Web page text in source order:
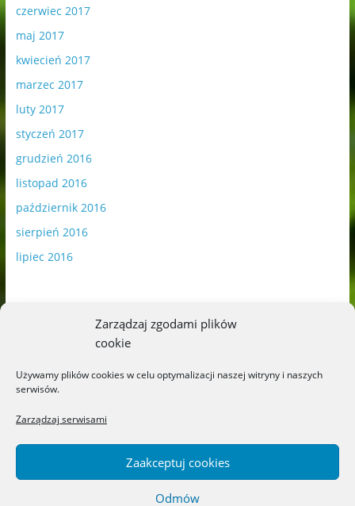
Zarządzaj zgodami plików
cookie
Używamy plików cookies w celu optymalizacji naszej witryny i naszych
serwisów.
Zarządzaj serwisami
Zaakceptuj cookies
Odmów
czerwiec 2017
maj 2017
kwiecień 2017
marzec 2017
luty 2017
styczeń 2017
grudzień 2016
listopad 2016
październik 2016
sierpień 2016
lipiec 2016